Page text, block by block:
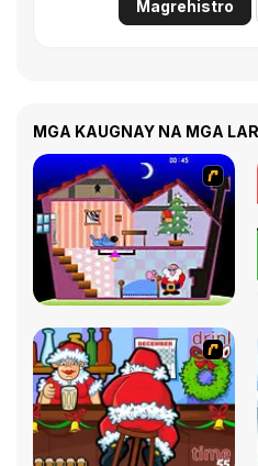
Magrehistro
MGA KAUGNAY NA MGA